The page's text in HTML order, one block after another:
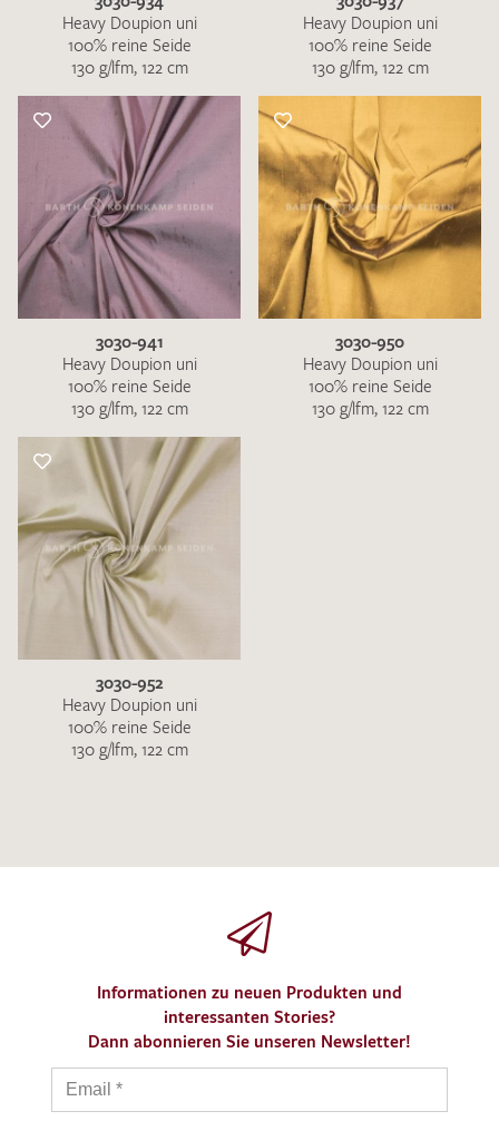
Heavy Doupion uni
100% reine Seide
130 g/lfm, 122 cm
Heavy Doupion uni
100% reine Seide
130 g/lfm, 122 cm
3030-941
Heavy Doupion uni
100% reine Seide
130 g/lfm, 122 cm
3030-950
Heavy Doupion uni
100% reine Seide
130 g/lfm, 122 cm
3030-952
Heavy Doupion uni
100% reine Seide
130 g/lfm, 122 cm
Informationen zu neuen Produkten und
interessanten Stories?
Dann abonnieren Sie unseren Newsletter!